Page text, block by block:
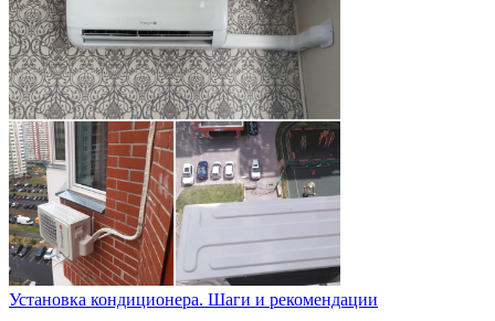
Установка кондиционера. Шаги и рекомендации